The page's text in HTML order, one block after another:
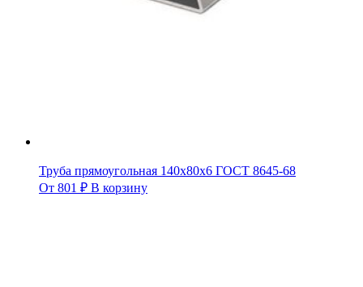
Труба прямоугольная 140х80х6 ГОСТ 8645-68
От 801 ₽ В корзину